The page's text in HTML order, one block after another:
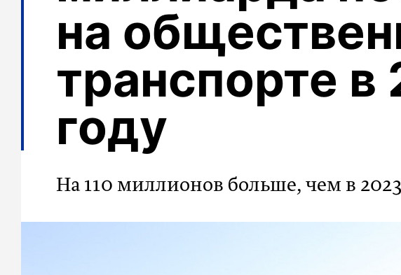
на
транспорте в
году
На 110 миллионов больше, чем в